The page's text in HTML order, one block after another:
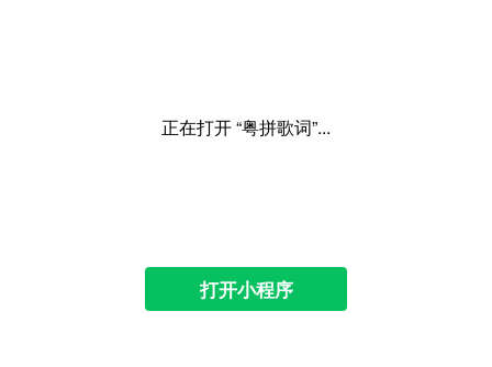
正在打开 “粤拼歌词”...
打开小程序